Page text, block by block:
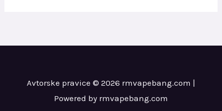
Avtorske pravice © 2026 rmvapebang.com |
Powered by rmvapebang.com